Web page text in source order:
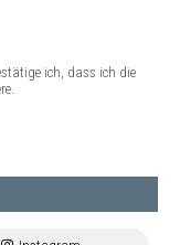
ich, dass ich die